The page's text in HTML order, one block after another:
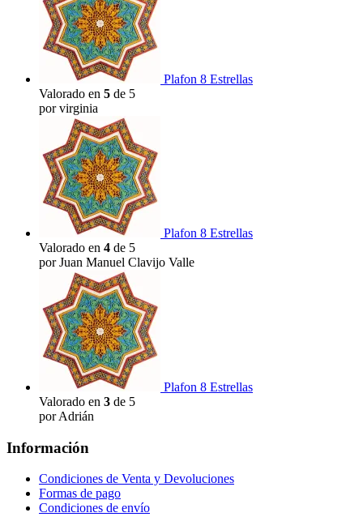
Plafon 8 Estrellas
Valorado en 5 de 5
por virginia
Plafon 8 Estrellas
Valorado en 4 de 5
por Juan Manuel Clavijo Valle
Plafon 8 Estrellas
Valorado en 3 de 5
por Adrián
Información
Condiciones de Venta y Devoluciones
Formas de pago
Condiciones de envío